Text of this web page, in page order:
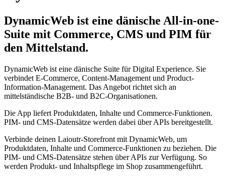
DynamicWeb ist eine dänische All-in-one-
Suite mit Commerce, CMS und PIM für
den Mittelstand.
DynamicWeb ist eine dänische Suite für Digital Experience. Sie
verbindet E-Commerce, Content-Management und Product-
Information-Management. Das Angebot richtet sich an
mittelständische B2B- und B2C-Organisationen.
Die App liefert Produktdaten, Inhalte und Commerce-Funktionen.
PIM- und CMS-Datensätze werden dabei über APIs bereitgestellt.
Verbinde deinen Laioutr-Storefront mit DynamicWeb, um
Produktdaten, Inhalte und Commerce-Funktionen zu beziehen. Die
PIM- und CMS-Datensätze stehen über APIs zur Verfügung. So
werden Produkt- und Inhaltspflege im Shop zusammengeführt.